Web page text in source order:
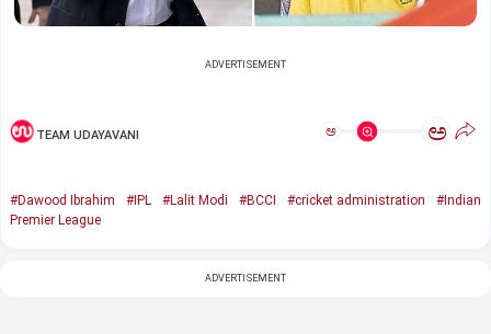
ADVERTISEMENT
TEAM UDAYAVANI ಅ ಅ
#Dawood Ibrahim #IPL #Lalit Modi #BCCI #cricket administration
#Indian
Premier League
ADVERTISEMENT